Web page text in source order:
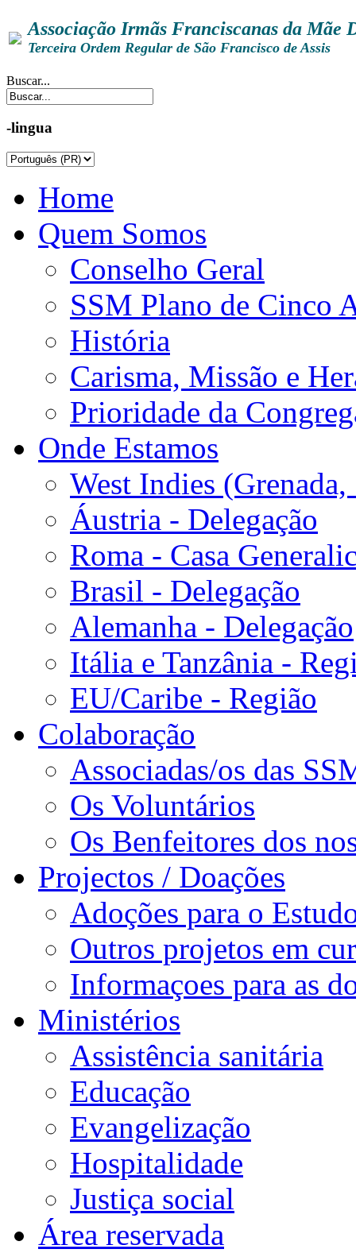
Associação Irmãs Franciscanas da Mãe
Terceira Ordem Regular de São Francisco de Assis
Buscar...
-lingua
Home
Quem Somos
Conselho Geral
SSM Plano de Cinco
História
Carisma, Missão e
Prioridade da
Onde Estamos
West Indies
Áustria - Delegação
Roma - Casa
Brasil - Delegação
Alemanha - Delegação
Itália e Tanzânia -
EU/Caribe - Região
Colaboração
Associadas/os das
Os Voluntários
Os Benfeitores dos
Projectos / Doações
Adoções para o
Outros projetos em
Informaçoes para as
Ministérios
Assistência sanitária
Educação
Evangelização
Hospitalidade
Justiça social
Área reservada